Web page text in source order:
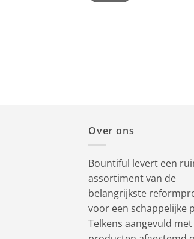
Over ons
Bountiful levert een
assortiment van de
belangrijkste
voor een schappelijke
Telkens aangevuld